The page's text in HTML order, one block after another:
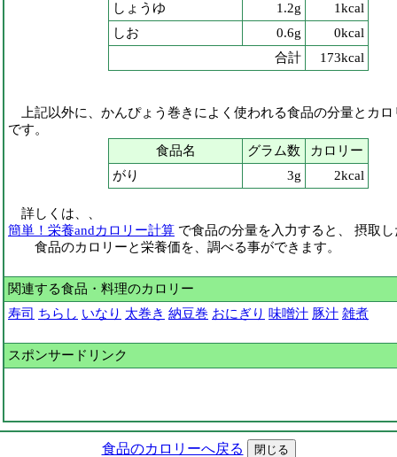
しょうゆ
1.2g
1kcal
しお
0.6g
0kcal
合計
173kcal
上記以外に、かんぴょう巻きによく使われる食品の分量とカロ
です。
食品名
グラム数
カロリー
がり
3g 2kcal
詳しくは、、
簡単！栄養andカロリー計算 で食品の分量を入力すると、 摂取
食品のカロリーと栄養価を、調べる事ができます。
関連する食品・料理のカロリー
寿司 ちらし いなり 太巻き 納豆巻 おにぎり 味噌汁 豚汁 雑煮
スポンサードリンク
食品のカロリーへ戻る